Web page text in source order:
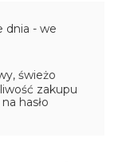
dnia - we
świeżo
zakupu
hasło